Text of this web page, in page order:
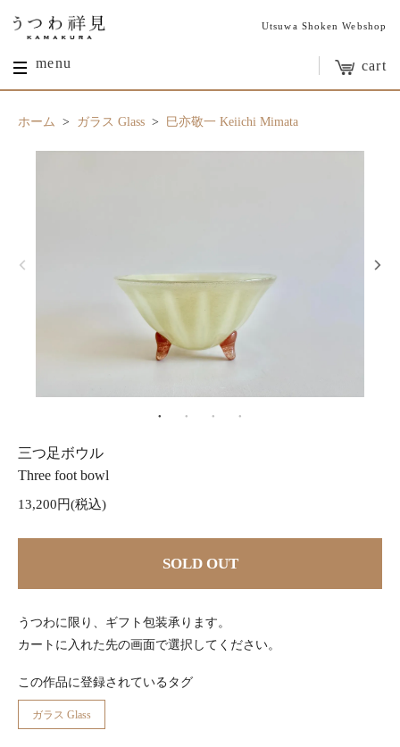
Utsuwa Shoken Webshop
menu cart
ホーム > ガラス Glass > 巳亦敬一 Keiichi Mimata
三つ足ボウル
Three foot bowl
13,200円(税込)
SOLD OUT
うつわに限り、ギフト包装承ります。
カートに入れた先の画面で選択してください。
この作品に登録されているタグ
ガラス Glass